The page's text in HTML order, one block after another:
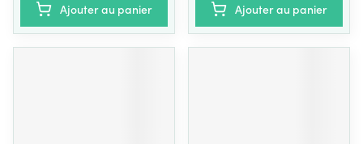
Ajouter au panier Ajouter au panier